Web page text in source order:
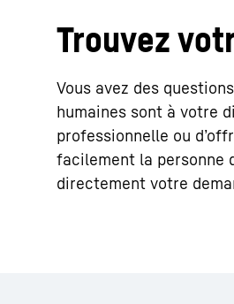
Trouvez
Vous avez des
humaines sont à votre
professionnelle ou
facilement la personne
directement votre